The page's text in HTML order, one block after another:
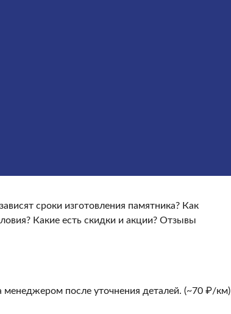
сроки изготовления памятника? Как
Какие есть скидки и акции?Отзывы
менеджером после уточнения деталей. (~70 ₽/км)